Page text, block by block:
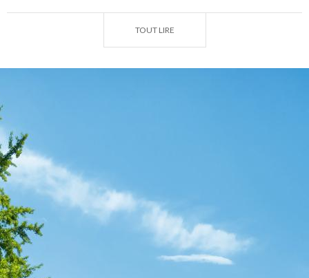
Année de fondation : 1962
Longueur : 6021 m
Ouverture saisonnière : toute l'année
Jour de fermeture: lundi sauf jour férié
TOUT LIRE